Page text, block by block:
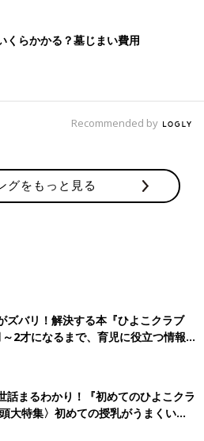
線カメラを設置し、寝ているときの
いおむつだと、夜中、目覚
めつけって、商品によってそんなに
では締めつけが弱いおむつの2.7
りました。また体動量や心拍数の結
。また締めつけ力が小さいおむつ
覚めた時刻を起床時刻として測定し
目覚める回数が少なくなるなど、睡
が早くなった可能性が考えられま
つのほうが、寝ているときの寝返り
ないこともわかり、深い睡眠が増加
くらかかる？墓じまい費用
Recommended by
グをもっと見る
ズバリ！解決する本『ひよこクラブ
2才になるまで、育児に役立つ情報が
話まるわかり！『初めてのひよこクラ
大特集〉初めての授乳がうまくい
ミルクの基本と夏のトラブル 解決テ